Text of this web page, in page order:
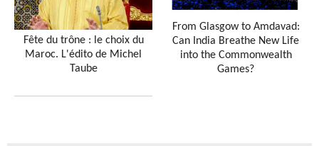
Fête du trône : le choix du
Maroc. L'édito de Michel
Taube
From Glasgow to Amdavad:
Can India Breathe New Life
into the Commonwealth
Games?